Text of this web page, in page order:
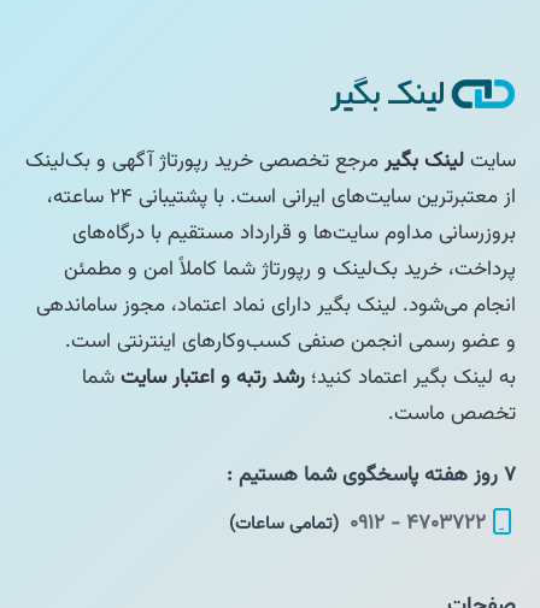
سایتلینک بگیرمرجع تخصصی خرید رپورتاژ آگهی و بک‌لینک
از معتبرترین سایت‌های ایرانی است. با پشتیبانی ۲۴ ساعته،
بروزرسانی مداوم سایت‌ها و قرارداد مستقیم با درگاه‌های
پرداخت، خرید بک‌لینک و رپورتاژ شما کاملاً امن و مطمئن
انجام می‌شود. لینک بگیر دارای نماد اعتماد، مجوز ساماندهی
و عضو رسمی انجمن صنفی کسب‌وکارهای اینترنتی است.
به لینک بگیر اعتماد کنید؛ رشد رتبه و اعتبار سایتشما
تخصص ماست.
۷ روز هفته پاسخگوی شما هستیم :
۴۷۰۳۷۲۲ - ۰۹۱۲
(تمامی ساعات)